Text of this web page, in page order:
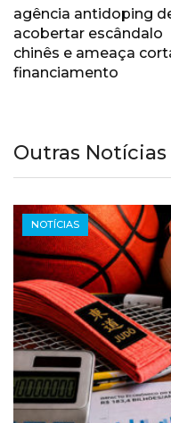
agência antidoping
acobertar escândalo
chinês e ameaça
financiamento
Outras Notícias
NOTÍCIAS